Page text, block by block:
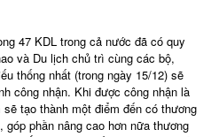
47 KDL trong cả nước đã có quy
và Du lịch chủ trì cùng các bộ,
thống nhất (trong ngày 15/12) sẽ
công nhận. Khi được công nhận là
tạo thành một điểm đến có thương
phần nâng cao hơn nữa thương